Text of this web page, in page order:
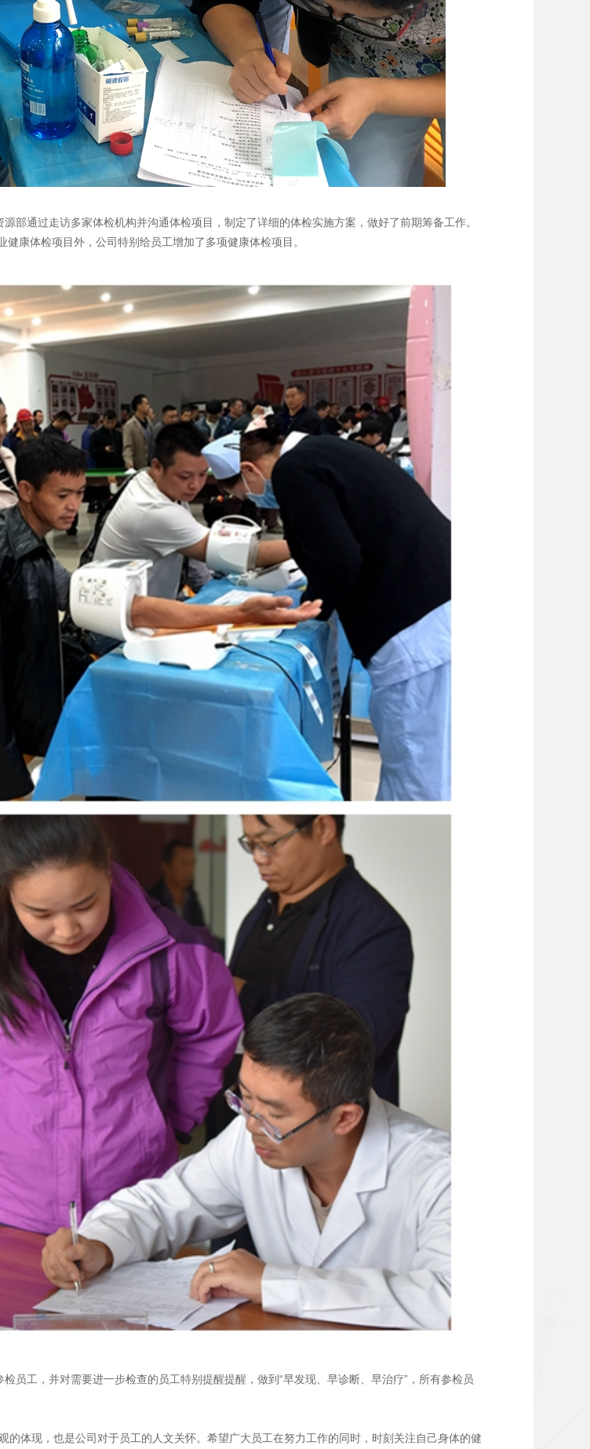
部通过走访多家体检机构并沟通体检项目，制定了详细的体检实施方案，做好了前期筹备工作。
康体检项目外，公司特别给员工增加了多项健康体检项目。
员工，并对需要进一步检查的员工特别提醒提醒，做到“早发现、早诊断、早治疗”，所有参检员
的体现，也是公司对于员工的人文关怀。希望广大员工在努力工作的同时，时刻关注自己身体的健